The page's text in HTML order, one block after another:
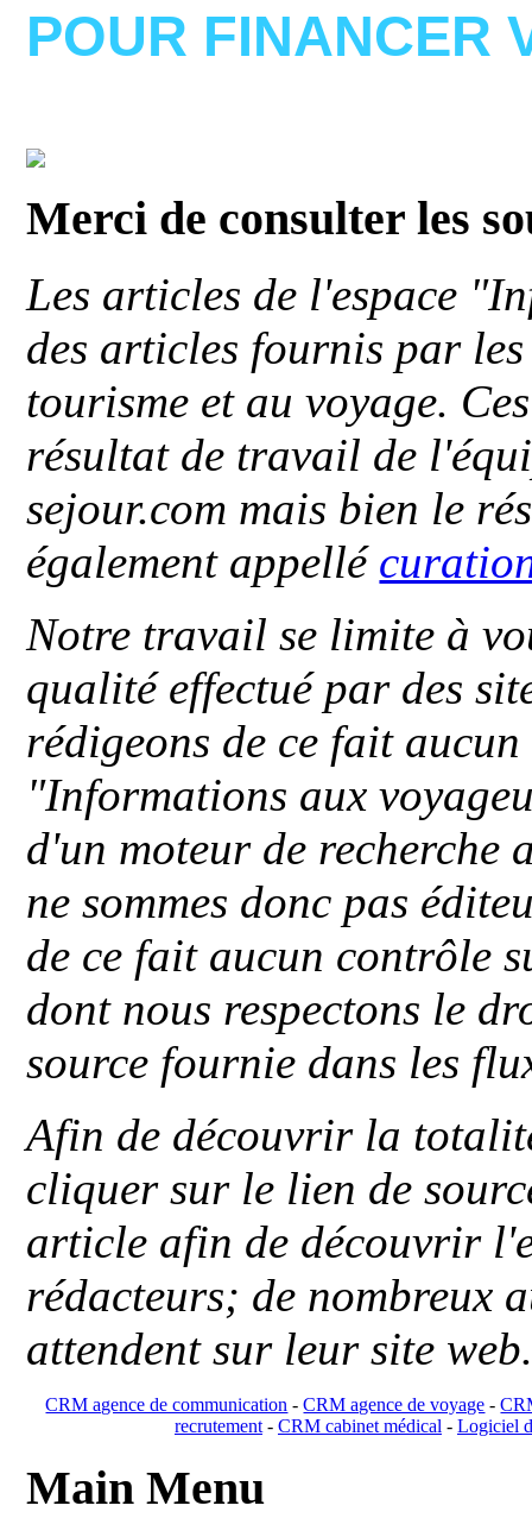
POUR FINANCER
Merci de consulter les
Les articles de l'espace
des articles fournis par
tourisme et au voyage.
résultat de travail de
sejour.com mais bien le
également appellé
Notre travail se limite à
qualité effectué par des
rédigeons de ce fait
"Informations aux
d'un moteur de recherche
ne sommes donc pas
de ce fait aucun contrôle
dont nous respectons le
source fournie dans les
Afin de découvrir la
cliquer sur le lien de
article afin de découvrir
rédacteurs; de nombreux
attendent sur leur site
CRM agence de communication -CRM agence de voyage -
recrutement- CRM cabinet médical - Logiciel
Main Menu